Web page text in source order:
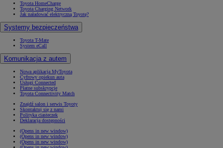
Toyota HomeCharge
Toyota Charging Network
Jak naładować elektryczną Toyotę?
Systemy bezpieczeństwa
Toyota T-Mate
System eCall
Komunikacja z autem
Nowa aplikacja MyToyota
Cyfrowy opiekun auta
Usługi Connected
Płatne subskrypcje
Toyota Connectivity Match
Znajdź salon i serwis Toyoty
Skontaktuj się z nami
Polityka ciasteczek
Deklaracja dostępności
(Opens in new window)
(Opens in new window)
(Opens in new window)